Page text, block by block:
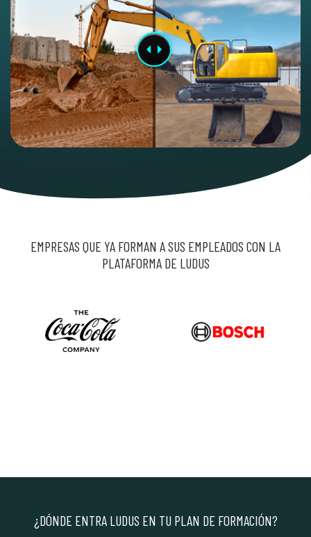
EMPRESAS QUE YA FORMAN A SUS EMPLEADOS CON LA
PLATAFORMA DE LUDUS
¿DÓNDE ENTRA LUDUS EN TU PLAN DE FORMACIÓN?